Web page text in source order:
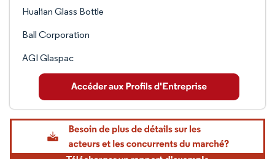
Hualian Glass Bottle
Ball Corporation
AGI Glaspac